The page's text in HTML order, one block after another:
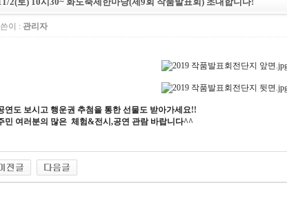
이 : 관리자
연도 보시고 행운권 추첨을 통한 선물도 받아가세요!!
민 여러분의 많은 체험&전시,공연 관람 바랍니다^^